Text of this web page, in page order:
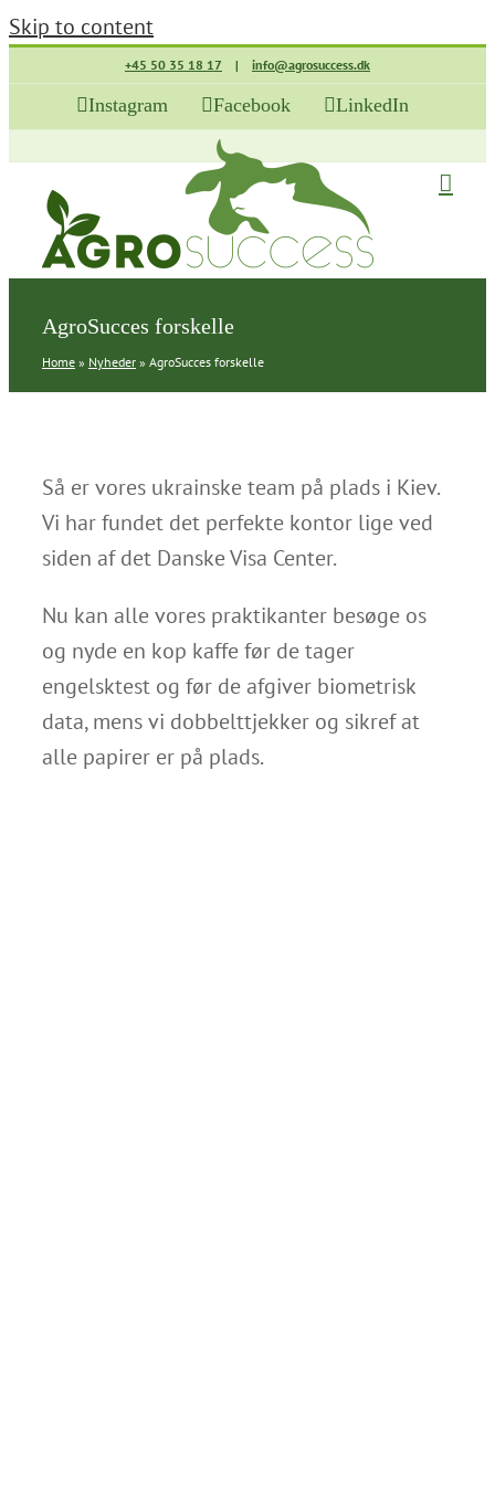
Skip to content
+45 50 35 18 17 | info@agrosuccess.dk
Instagram Facebook LinkedIn
AgroSucces forskelle
Home » Nyheder » AgroSucces forskelle
Så er vores ukrainske team på plads i Kiev.
Vi har fundet det perfekte kontor lige ved
siden af det Danske Visa Center.
Nu kan alle vores praktikanter besøge os
og nyde en kop kaffe før de tager
engelsktest og før de afgiver biometrisk
data, mens vi dobbelttjekker og sikref at
alle papirer er på plads.